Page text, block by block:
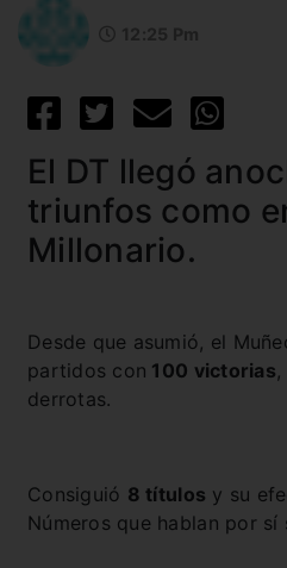
El DT llegó
triunfos como
Millonario.
Desde que asumió, el
partidos con 100 victorias,
derrotas.
Consiguió 8 títulos y su
Números que hablan por sí